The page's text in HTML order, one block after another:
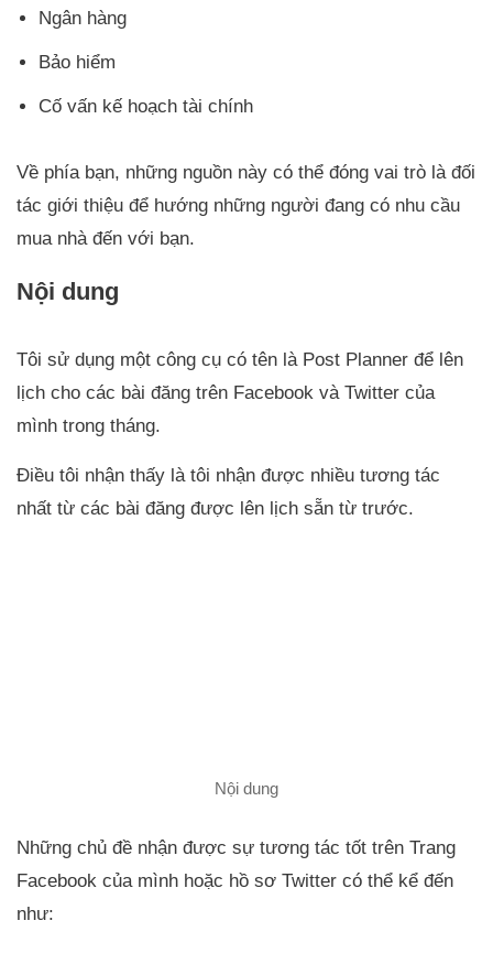
Ngân hàng
Bảo hiểm
Cố vấn kế hoạch tài chính
Về phía bạn, những nguồn này có thể đóng vai trò là đối
tác giới thiệu để hướng những người đang có nhu cầu
mua nhà đến với bạn.
Nội dung
Tôi sử dụng một công cụ có tên là Post Planner để lên
lịch cho các bài đăng trên Facebook và Twitter của
mình trong tháng.
Điều tôi nhận thấy là tôi nhận được nhiều tương tác
nhất từ các bài đăng được lên lịch sẵn từ trước.
Nội dung
Những chủ đề nhận được sự tương tác tốt trên Trang
Facebook của mình hoặc hồ sơ Twitter có thể kể đến
như: